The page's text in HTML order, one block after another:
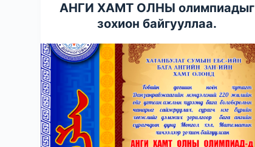
АНГИ ХАМТ ОЛНЫ олимпиадыг
зохион байгууллаа.